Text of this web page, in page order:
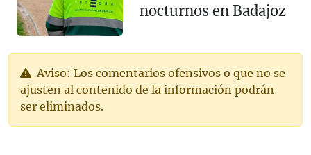
nocturnos en Badajoz
Aviso: Los comentarios ofensivos o que no se
ajusten al contenido de la información podrán
ser eliminados.